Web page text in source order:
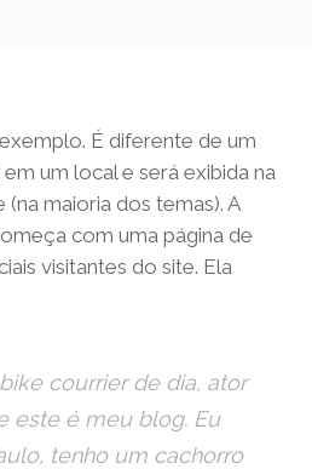
É diferente de um
um local e será exibida na
maioria dos temas). A
com uma página de
visitantes do site. Ela
courrier de dia, ator
este é meu blog. Eu
tenho um cachorro